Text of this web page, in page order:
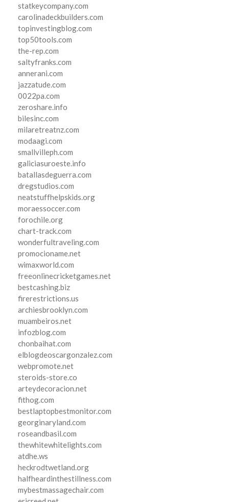
statkeycompany.com
carolinadeckbuilders.com
topinvestingblog.com
top50tools.com
the-rep.com
saltyfranks.com
annerani.com
jazzatude.com
0022pa.com
zeroshare.info
bilesinc.com
milaretreatnz.com
modaagi.com
smallvilleph.com
galiciasuroeste.info
batallasdeguerra.com
dregstudios.com
neatstuffhelpskids.org
moraessoccer.com
forochile.org
chart-track.com
wonderfultraveling.com
promocioname.net
wimaxworld.com
freeonlinecricketgames.net
bestcashing.biz
firerestrictions.us
archiesbrooklyn.com
muambeiros.net
infozblog.com
chonbaihat.com
elblogdeoscargonzalez.com
webpromote.net
steroids-store.co
arteydecoracion.net
fithog.com
bestlaptopbestmonitor.com
georginaryland.com
roseandbasil.com
thewhitewhitelights.com
atdhe.ws
heckrodtwetland.org
halfheardinthestillness.com
mybestmassagechair.com